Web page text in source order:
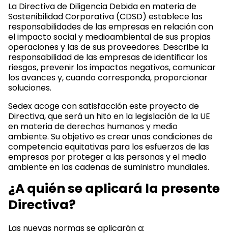
La Directiva de Diligencia Debida en materia de
Sostenibilidad Corporativa (CDSD) establece las
responsabilidades de las empresas en relación con
el impacto social y medioambiental de sus propias
operaciones y las de sus proveedores. Describe la
responsabilidad de las empresas de identificar los
riesgos, prevenir los impactos negativos, comunicar
los avances y, cuando corresponda, proporcionar
soluciones.
Sedex acoge con satisfacción este proyecto de
Directiva, que será un hito en la legislación de la UE
en materia de derechos humanos y medio
ambiente. Su objetivo es crear unas condiciones de
competencia equitativas para los esfuerzos de las
empresas por proteger a las personas y el medio
ambiente en las cadenas de suministro mundiales.
¿A quién se aplicará la presente
Directiva?
Las nuevas normas se aplicarán a: